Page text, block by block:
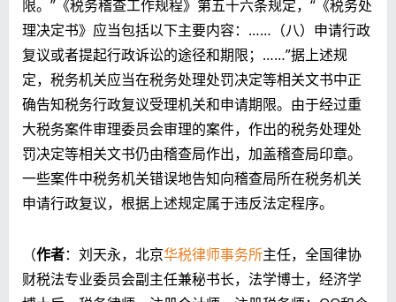
限。”《税务稽查工作规程》第五十六条规定，“《税务处
理决定书》应当包括以下主要内容：……（八）申请行政
复议或者提起行政诉讼的途径和期限；……”据上述规
定，税务机关应当在税务处理处罚决定等相关文书中正
确告知税务行政复议受理机关和申请期限。由于经过重
大税务案件审理委员会审理的案件，作出的税务处理处
罚决定等相关文书仍由稽查局作出，加盖稽查局印章。
一些案件中税务机关错误地告知向稽查局所在税务机关
申请行政复议，根据上述规定属于违反法定程序。
（作者：刘天永，北京华税律师事务所主任，全国律协
财税法专业委员会副主任兼秘书长，法学博士，经济学